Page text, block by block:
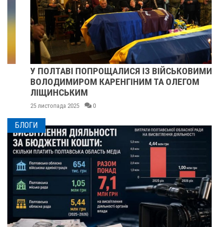
У ПОЛТАВІ ПОПРОЩАЛИСЯ ІЗ ВІЙСЬКОВИМИ
ВОЛОДИМИРОМ КАРЕНГІНИМ ТА ОЛЕГОМ
ЛІЩИНСЬКИМ
25 листопада 2025 0
БЛОГИ